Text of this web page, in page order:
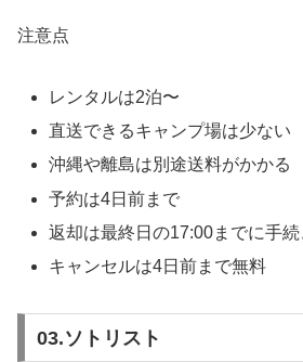
注意点
レンタルは2泊〜
直送できるキャンプ場は少ない
沖縄や離島は別途送料がかかる
予約は4日前まで
返却は最終日の17:00までに手続
キャンセルは4日前まで無料
03.ソトリスト